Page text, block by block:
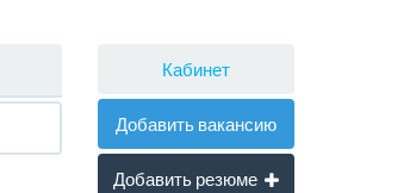
Кабинет
Добавить вакансию
Добавить резюме